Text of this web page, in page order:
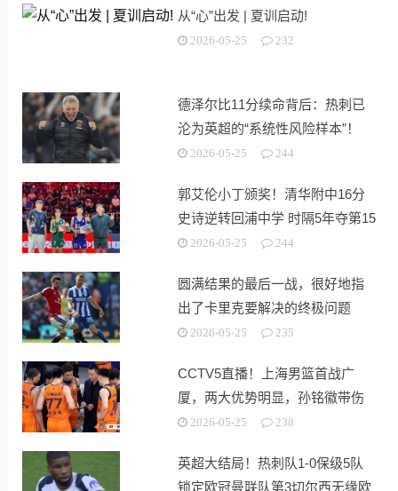
从“心”出发 | 夏训启动!
2026-05-25 232
德泽尔比11分续命背后：热刺已
沦为英超的“系统性风险样本”！
2026-05-25 244
郭艾伦小丁颁奖！清华附中16分
史诗逆转回浦中学 时隔5年夺第15
冠2026-05-25 244
圆满结果的最后一战，很好地指
出了卡里克要解决的终极问题
2026-05-25 235
CCTV5直播！上海男篮首战广
厦，两大优势明显，孙铭徽带伤
出战！
2026-05-25 238
英超大结局！热刺队1-0保级5队
锁定欧冠曼联队第3切尔西无缘欧